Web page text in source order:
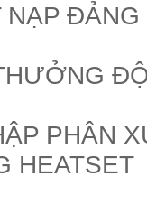
NẠP ĐẢNG
PHÂN
HEATSET